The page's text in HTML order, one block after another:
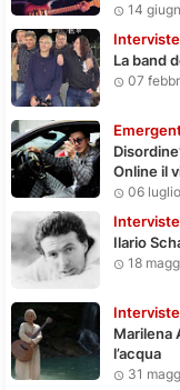
14
Interviste
La band
07
Online il
06 luglio
Interviste
Ilario
18
Interviste
Marilena
l’acqua
31